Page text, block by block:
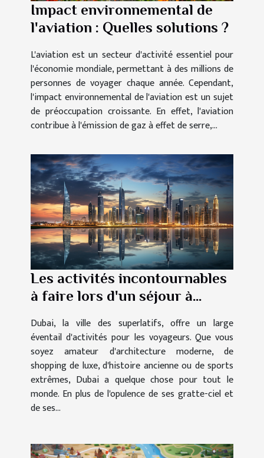
Impact environnemental de
l'aviation : Quelles solutions ?
L'aviation est un secteur d'activité essentiel pour
l'économie mondiale, permettant à des millions de
personnes de voyager chaque année. Cependant,
l'impact environnemental de l'aviation est un sujet
de préoccupation croissante. En effet, l'aviation
contribue à l'émission de gaz à effet de serre,...
Les activités incontournables
à faire lors d'un séjour à
Dubai, la ville des superlatifs, offre un large
éventail d'activités pour les voyageurs. Que vous
soyez amateur d'architecture moderne, de
shopping de luxe, d'histoire ancienne ou de sports
extrêmes, Dubai a quelque chose pour tout le
monde. En plus de l'opulence de ses gratte-ciel et
de ses...